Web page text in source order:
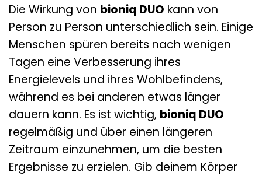
Die Wirkung von bioniq DUO kann von
Person zu Person unterschiedlich sein. Einige
Menschen spüren bereits nach wenigen
Tagen eine Verbesserung ihres
Energielevels und ihres Wohlbefindens,
während es bei anderen etwas länger
dauern kann. Es ist wichtig, bioniq DUO
regelmäßig und über einen längeren
Zeitraum einzunehmen, um die besten
Ergebnisse zu erzielen. Gib deinem Körper